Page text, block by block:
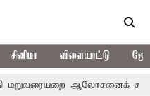
சினிமா விளையாட்டு
மறுவரையறை ஆலோசனைக்